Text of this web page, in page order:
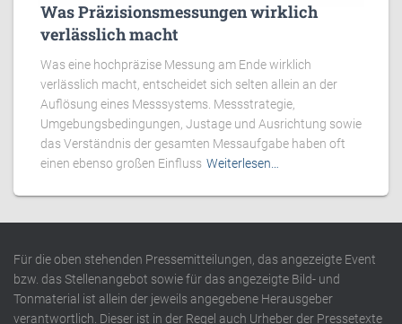
Was Präzisionsmessungen wirklich
verlässlich macht
Was eine hochpräzise Messung am Ende wirklich
verlässlich macht, entscheidet sich selten allein an der
Auflösung eines Messsystems. Messstrategie,
Umgebungsbedingungen, Justage und Ausrichtung sowie
das Verständnis der gesamten Messaufgabe haben oft
einen ebenso großen Einfluss Weiterlesen…
Für die oben stehenden Pressemitteilungen, das angezeigte Event
bzw. das Stellenangebot sowie für das angezeigte Bild- und
Tonmaterial ist allein der jeweils angegebene Herausgeber
verantwortlich. Dieser ist in der Regel auch Urheber der Pressetexte